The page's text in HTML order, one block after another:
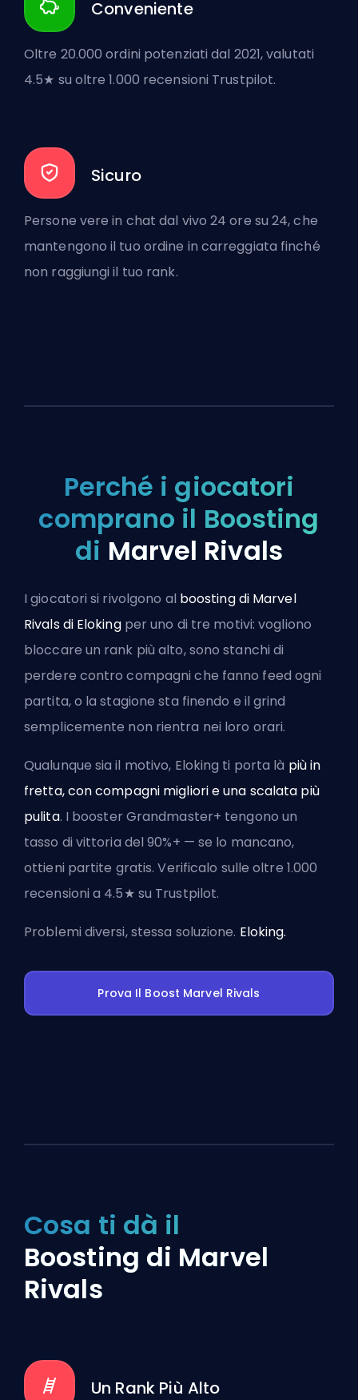
Conveniente
Oltre 20.000 ordini potenziati dal 2021, valutati
4.5★ su oltre 1.000 recensioni Trustpilot.
Sicuro
Persone vere in chat dal vivo 24 ore su 24, che
mantengono il tuo ordine in carreggiata finché
non raggiungi il tuo rank.
Perché i giocatori
comprano il Boosting
di Marvel Rivals
I giocatori si rivolgono al boosting di Marvel
Rivals di Elokingper uno di tre motivi: vogliono
bloccare un rank più alto, sono stanchi di
perdere contro compagni che fanno feed ogni
partita, o la stagione sta finendo e il grind
semplicemente non rientra nei loro orari.
Qualunque sia il motivo, Eloking ti porta là più in
fretta, con compagni migliori e una scalata più
pulita. I booster Grandmaster+ tengono un
tasso di vittoria del 90%+ — se lo mancano,
ottieni partite gratis. Verificalo sulle oltre 1.000
recensioni a 4.5★ su Trustpilot.
Problemi diversi, stessa soluzione. Eloking.
Prova Il Boost Marvel Rivals
Cosa ti dà il
Boosting di Marvel
Rivals
Un Rank Più Alto